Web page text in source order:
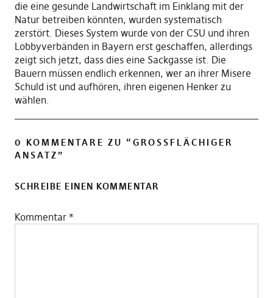
die eine gesunde Landwirtschaft im Einklang mit der
Natur betreiben könnten, wurden systematisch
zerstört. Dieses System wurde von der CSU und ihren
Lobbyverbänden in Bayern erst geschaffen, allerdings
zeigt sich jetzt, dass dies eine Sackgasse ist. Die
Bauern müssen endlich erkennen, wer an ihrer Misere
Schuld ist und aufhören, ihren eigenen Henker zu
wählen.
0 KOMMENTARE ZU “ GROSSFLÄCHIGER A
NSATZ
”
SCHREIBE EINEN KOMMENTAR
Kommentar *